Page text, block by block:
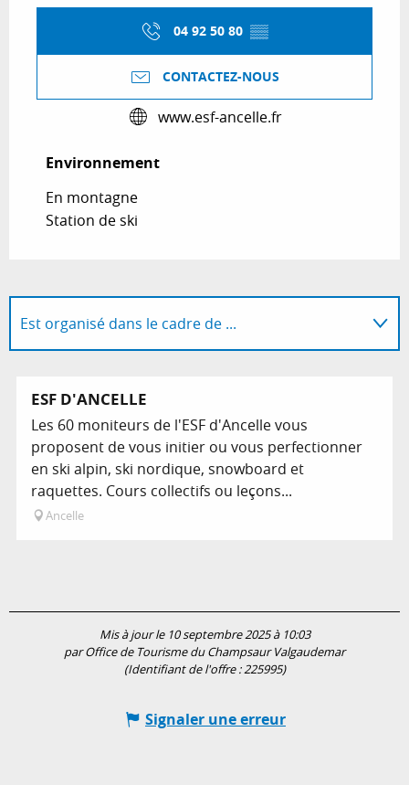
04 92 50 80 ▒▒
CONTACTEZ-NOUS
www.esf-ancelle.fr
Environnement
Environnement
En montagne
Station de ski
Est organisé dans le cadre de ...
ESF D'ANCELLE
Les 60 moniteurs de l'ESF d'Ancelle vous
proposent de vous initier ou vous perfectionner
en ski alpin, ski nordique, snowboard et
raquettes. Cours collectifs ou leçons...
Ancelle
Mis à jour le 10 septembre 2025 à 10:03
par Office de Tourisme du Champsaur Valgaudemar
(Identifiant de l'offre :225995)
Signaler une erreur